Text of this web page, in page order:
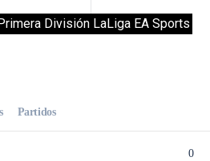
División LaLiga EA Sports